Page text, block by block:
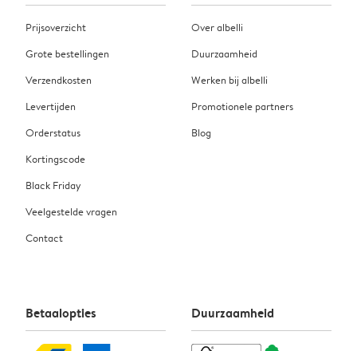
Prijsoverzicht
Grote bestellingen
Verzendkosten
Levertijden
Orderstatus
Kortingscode
Black Friday
Veelgestelde vragen
Contact
Over albelli
Duurzaamheid
Werken bij albelli
Promotionele partners
Blog
Betaalopties Duurzaamheid